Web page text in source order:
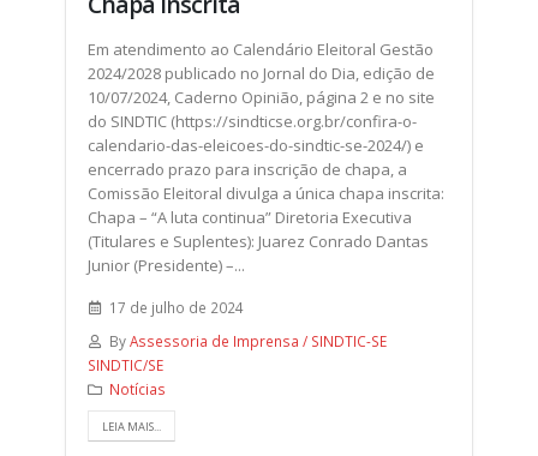
Em atendimento ao Calendário Eleitoral Gestão
2024/2028 publicado no Jornal do Dia, edição de
10/07/2024, Caderno Opinião, página 2 e no site
do SINDTIC (https://sindticse.org.br/confira-o-
calendario-das-eleicoes-do-sindtic-se-2024/) e
encerrado prazo para inscrição de chapa, a
Comissão Eleitoral divulga a única chapa inscrita:
Chapa – “A luta continua” Diretoria Executiva
(Titulares e Suplentes): Juarez Conrado Dantas
Junior (Presidente) –...
17 de julho de 2024
ByAssessoria de Imprensa / SINDTIC-SE
SINDTIC/SE
Notícias
LEIA MAIS...